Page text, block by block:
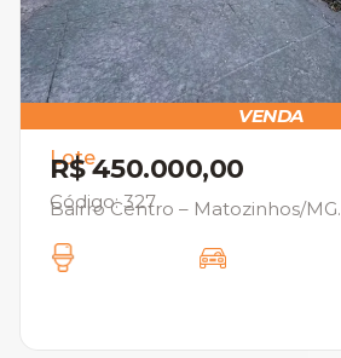
VENDA
Lote
R$ 450.000,00
Código: 327
Bairro Centro – Matozinhos/MG.